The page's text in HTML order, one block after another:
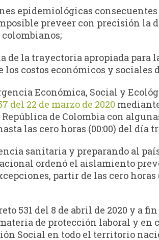
epidemiológicas
preveer con precisión la
de la trayectoria apropiada para
costos económicos y sociales
Económica, Social y
del 22 de marzo de 2020
de Colombia con
las cero horas (00:00) del día
sanitaria y preparando al
ordenó el aislamiento
partir de las cero horas
531 del 8 de abril de 2020 y a
de protección laboral y
Social en todo el territorio